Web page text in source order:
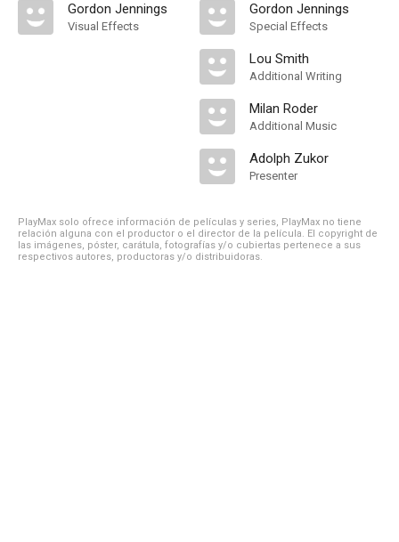
Gordon Jennings
Visual Effects
Gordon Jennings
Special Effects
Lou Smith
Additional Writing
Milan Roder
Additional Music
Adolph Zukor
Presenter
PlayMax solo ofrece información de películas y series, PlayMax no tiene
relación alguna con el productor o el director de la película. El copyright de
las imágenes, póster, carátula, fotografías y/o cubiertas pertenece a sus
respectivos autores, productoras y/o distribuidoras.